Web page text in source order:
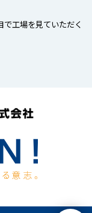
工場を見ていただく